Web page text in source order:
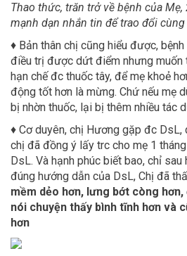
Thao thức, trăn trở về bệnh của
mạnh dạn nhắn tin để trao đổi
♦ Bản thân chị cũng hiểu được,
điều trị được dứt điểm nhưng muốn
hạn chế đc thuốc tây, để mẹ khoẻ
động tốt hơn là mừng. Chứ nếu mẹ
bị nhờn thuốc, lại bị thêm nhiều tác
♦ Cơ duyên, chị Hương gặp đc
chị đã đồng ý lấy trc cho mẹ 1
DsL. Và hạnh phúc biết bao, chỉ
đúng hướng dẫn của DsL, Chị đã
mềm dẻo hơn, lưng bớt còng
nói chuyện thấy bình tĩnh hơn và
hơn